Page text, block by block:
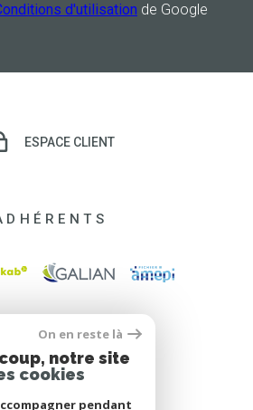
d'utilisation de Google
ESPACE CLIENT
On en reste là
notre site
cookies
pendant